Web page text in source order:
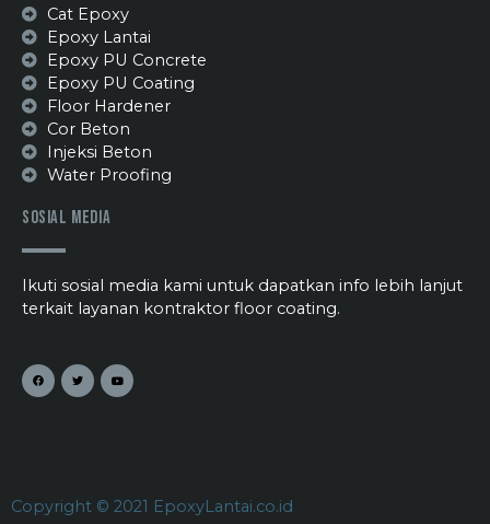
Cat Epoxy
Epoxy Lantai
Epoxy PU Concrete
Epoxy PU Coating
Floor Hardener
Cor Beton
Injeksi Beton
Water Proofing
Sosial Media
Ikuti sosial media kami untuk dapatkan info lebih lanjut
terkait layanan kontraktor floor coating.
Copyright © 2021 EpoxyLantai.co.id